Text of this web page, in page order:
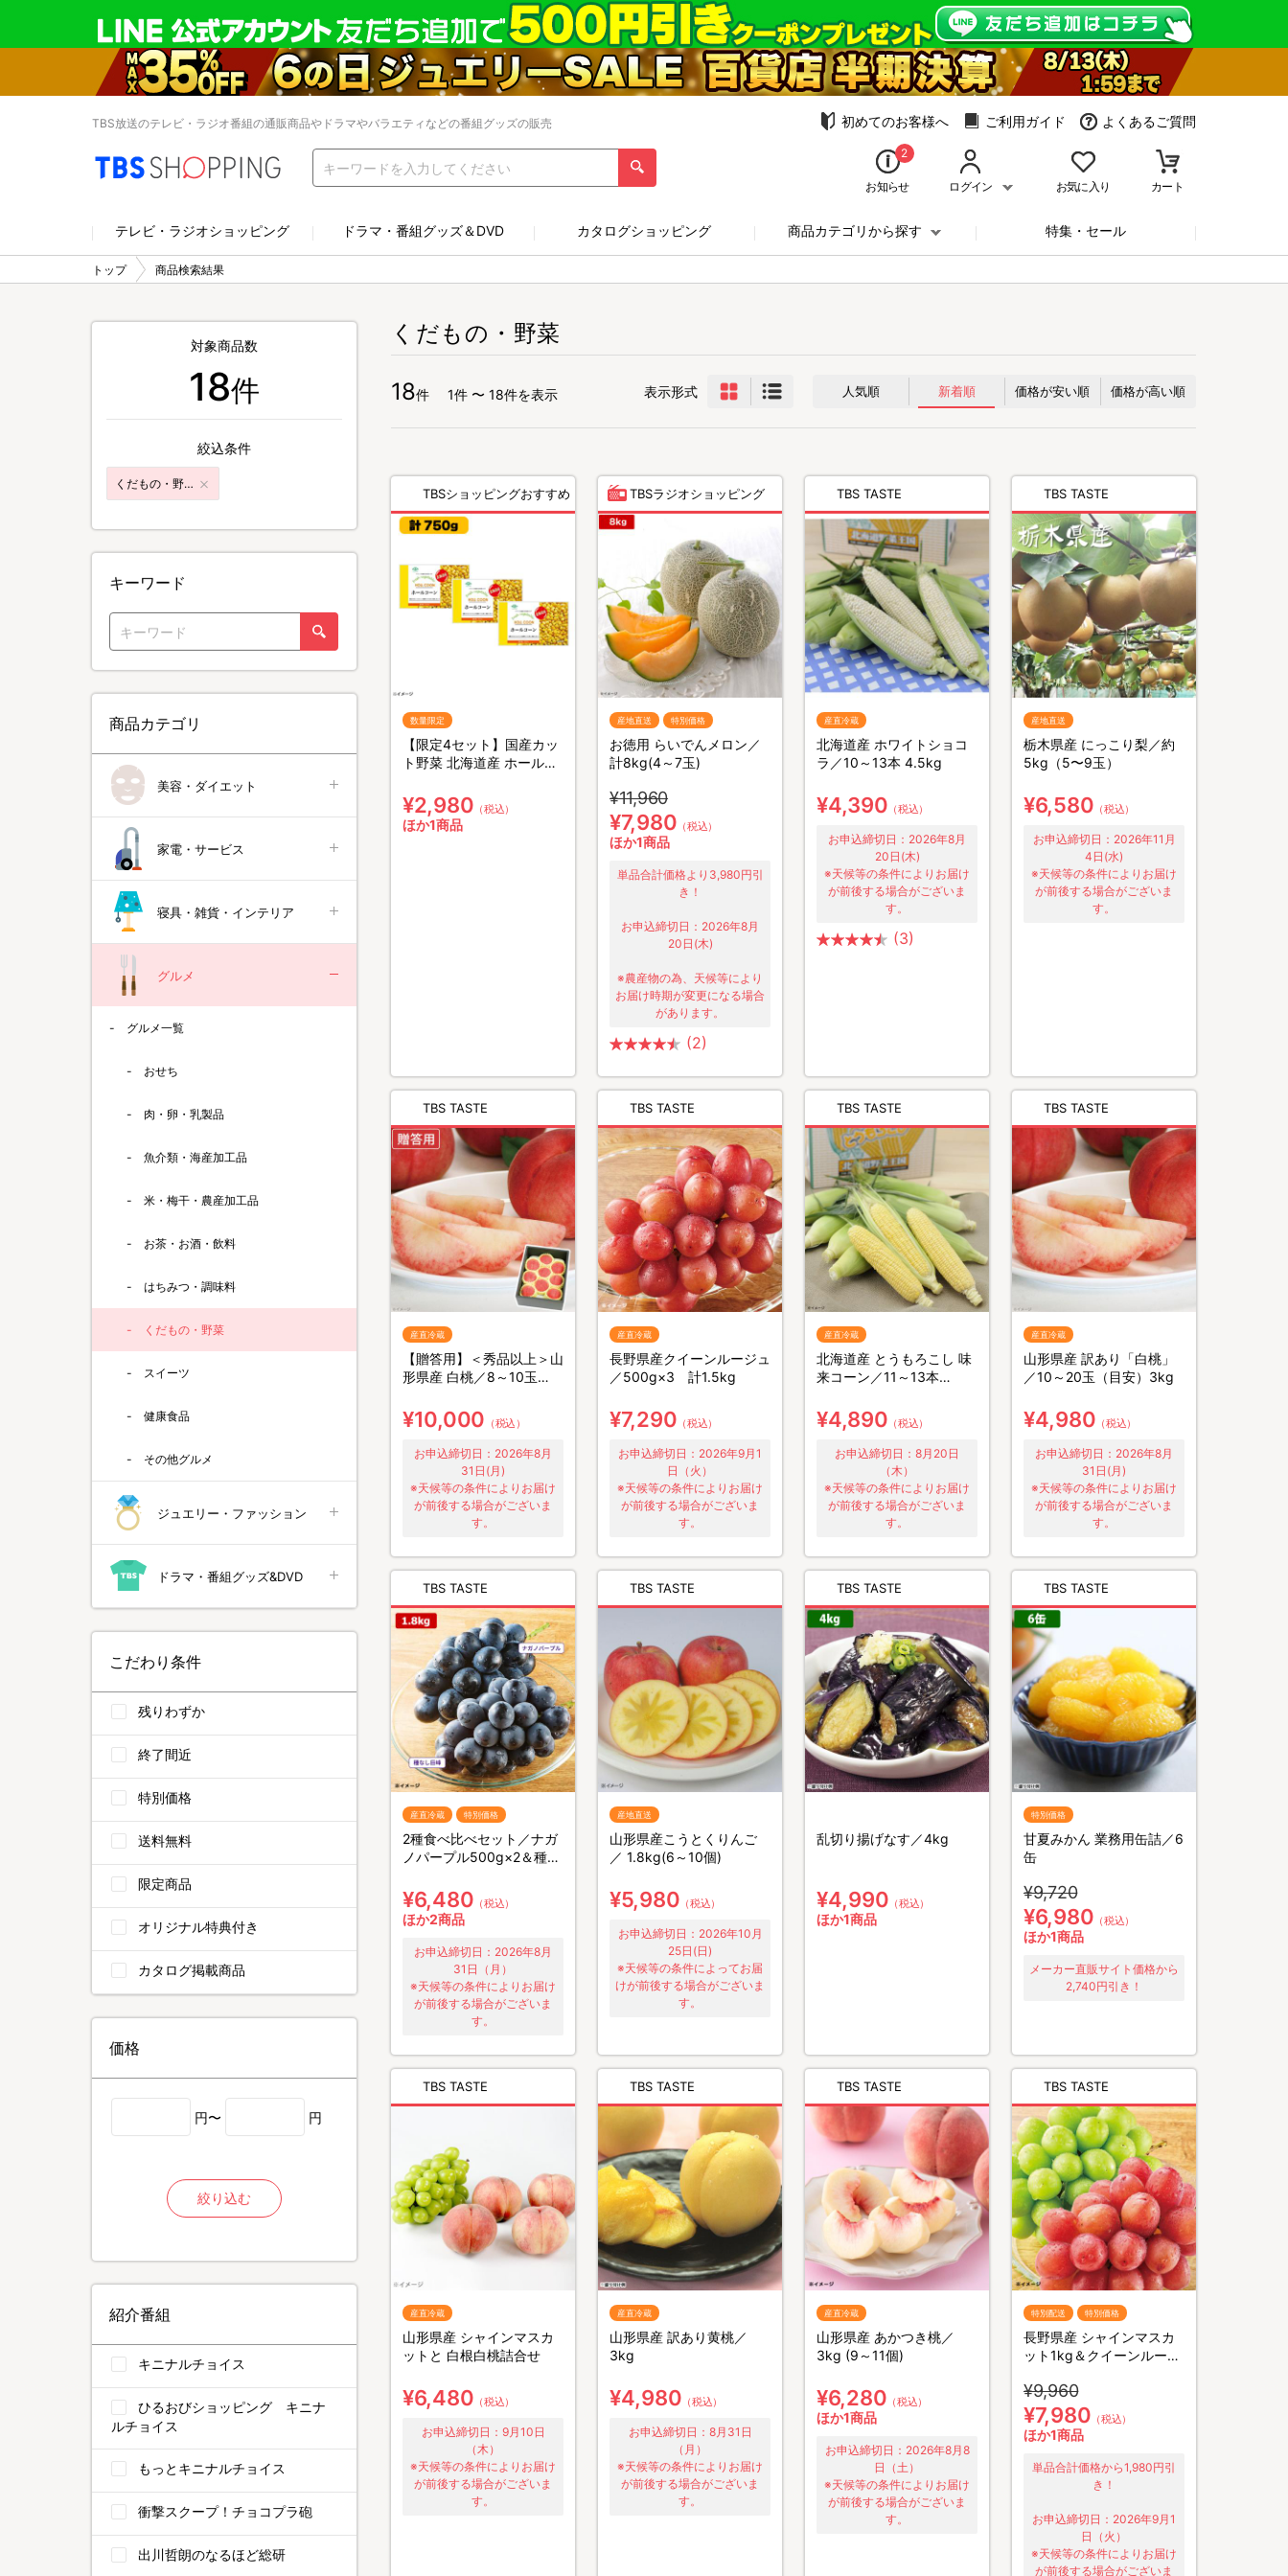
TBS放送のテレビ・ラジオ番組の通販商品やドラマやバラエティなどの番組グッズの販売 初めてのお客様へ ご利用ガイド よくあるご質問
2
お知らせ ログイン お気に入り カート
テレビ・ラジオショッピング ドラマ・番組グッズ＆DVD カタログショッピング 商品カテゴリから探す 特集・セール
トップ 商品検索結果
くだもの・野菜
18件 1件 〜 18件を表示 表示形式 人気順 新着順 価格が安い順 価格が高い順
TBSショッピングおすすめ
数量限定
【限定4セット】国産カッ
ト野菜 北海道産 ホールコ
¥2,980 （税込）
ほか1商品
TBSラジオショッピング
産地直送 特別価格
お徳用 らいでんメロン／
計8kg(4～7玉)
¥11,960
¥7,980 （税込）
ほか1商品
単品合計価格より3,980円引
き！
お申込締切日：2026年8月
20日(木)
※農産物の為、天候等により
お届け時期が変更になる場合
があります。
(2)
TBS TASTE
産直冷蔵
北海道産 ホワイトショコ
ラ／10～13本 4.5kg
¥4,390 （税込）
お申込締切日：2026年8月
20日(木)
※天候等の条件によりお届け
が前後する場合がございま
す。
(3)
TBS TASTE
産地直送
栃木県産 にっこり梨／約
5kg（5〜9玉）
¥6,580 （税込）
お申込締切日：2026年11月
4日(水)
※天候等の条件によりお届け
が前後する場合がございま
す。
TBS TASTE
産直冷蔵
【贈答用】＜秀品以上＞山
形県産 白桃／8～10玉
¥10,000 （税込）
お申込締切日：2026年8月
31日(月)
※天候等の条件によりお届け
が前後する場合がございま
す。
TBS TASTE
産直冷蔵
長野県産クイーンルージュ
／500g×3 計1.5kg
¥7,290 （税込）
お申込締切日：2026年9月1
日（火）
※天候等の条件によりお届け
が前後する場合がございま
す。
TBS TASTE
産直冷蔵
北海道産 とうもろこし 味
来コーン／11～13本
¥4,890 （税込）
お申込締切日：8月20日
（木）
※天候等の条件によりお届け
が前後する場合がございま
す。
TBS TASTE
産直冷蔵
山形県産 訳あり「白桃」
／10～20玉（目安）3kg
¥4,980 （税込）
お申込締切日：2026年8月
31日(月)
※天候等の条件によりお届け
が前後する場合がございま
す。
TBS TASTE
産直冷蔵 特別価格
2種食べ比べセット／ナガ
ノパープル500g×2＆種な
1.8kg
¥6,480 （税込）
ほか2商品
お申込締切日：2026年8月
31日（月）
※天候等の条件によりお届け
が前後する場合がございま
す。
TBS TASTE
産地直送
山形県産こうとくりんご
／ 1.8kg(6～10個)
¥5,980 （税込）
お申込締切日：2026年10月
25日(日)
※天候等の条件によってお届
けが前後する場合がございま
す。
TBS TASTE
乱切り揚げなす／4kg
¥4,990 （税込）
ほか1商品
TBS TASTE
特別価格
甘夏みかん 業務用缶詰／6
缶
¥9,720
¥6,980 （税込）
ほか1商品
メーカー直販サイト価格から
2,740円引き！
TBS TASTE
産直冷蔵
山形県産 シャインマスカ
ットと 白根白桃詰合せ
¥6,480 （税込）
お申込締切日：9月10日
（木）
※天候等の条件によりお届け
が前後する場合がございま
す。
TBS TASTE
産直冷蔵
山形県産 訳あり黄桃／
3kg
¥4,980 （税込）
お申込締切日：8月31日
（月）
※天候等の条件によりお届け
が前後する場合がございま
す。
TBS TASTE
産直冷蔵
山形県産 あかつき桃／
3kg (9～11個)
¥6,280 （税込）
ほか1商品
お申込締切日：2026年8月8
日（土）
※天候等の条件によりお届け
が前後する場合がございま
す。
TBS TASTE
特別配送 特別価格
長野県産 シャインマスカ
ット1kg＆クイーンルージ
¥9,960
¥7,980 （税込）
ほか1商品
単品合計価格から1,980円引
き！
お申込締切日：2026年9月1
日（火）
※天候等の条件によりお届け
が前後する場合がございま
対象商品数
18件
絞込条件
くだもの・野菜
キーワード
商品カテゴリ
美容・ダイエット
家電・サービス
寝具・雑貨・インテリア
グルメ
グルメ一覧
おせち
肉・卵・乳製品
魚介類・海産加工品
米・梅干・農産加工品
お茶・お酒・飲料
はちみつ・調味料
くだもの・野菜
スイーツ
健康食品
その他グルメ
ジュエリー・ファッション
ドラマ・番組グッズ&DVD
こだわり条件
残りわずか
終了間近
特別価格
送料無料
限定商品
オリジナル特典付き
カタログ掲載商品
価格
円〜 円
絞り込む
紹介番組
キニナルチョイス
ひるおびショッピング キニナ
ルチョイス
もっとキニナルチョイス
衝撃スクープ！チョコプラ砲
出川哲朗のなるほど総研